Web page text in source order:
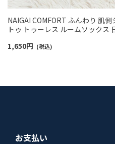
NAIGAI COMFORT ふんわり 肌
トゥ トゥーレス ルームソックス
1,650円 (税込)
お支払い